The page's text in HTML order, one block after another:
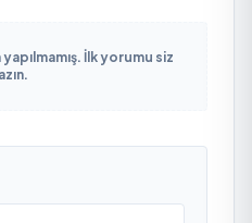
İlk yorumu siz